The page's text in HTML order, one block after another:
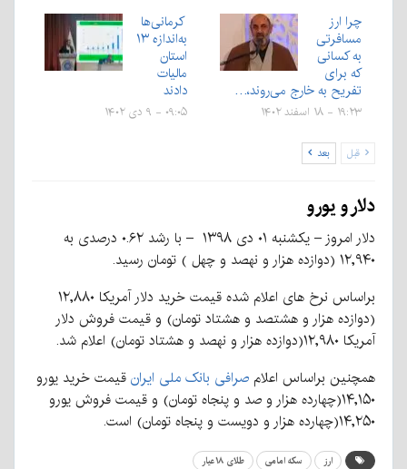
چرا ارز
مسافرتی
به کسانی
که برای
تفریح به خارج می‌روند،…
۱۹:۲۳ - ۱۸ اسفند ۱۴۰۲
کرمانی‌ها
به‌اندازه ۱۳
استان
مالیات
دادند
۰۹:۰۵ - ۹ دی ۱۴۰۲
قبل بعد
دلار و یورو
دلار امروز – یکشنبه ۰۱ دی ۱۳۹۸ – با رشد ۰.۶۲ درصدی به
۱۲,۹۴۰ (دوازده هزار و نهصد و چهل ) تومان رسید.
براساس نرخ های اعلام شده قیمت خرید دلار آمریکا ۱۲,۸۸۰
(دوازده هزار و هشتصد و هشتاد تومان) و قیمت فروش دلار
آمریکا ۱۲,۹۸۰(دوازده هزار و نهصد و هشتاد تومان) اعلام شد.
همچنین براساس اعلام صرافی بانک ملی ایران قیمت خرید یورو
۱۴,۱۵۰(چهارده هزار و صد و پنجاه تومان) و قیمت فروش یورو
۱۴,۲۵۰(چهارده هزار و دویست و پنجاه تومان) است.
ارز سکه امامی طلای ۱۸عیار